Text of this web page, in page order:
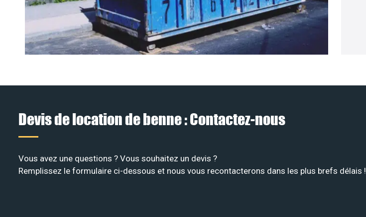
Devis de location de benne : Contactez-nous
Vous avez une questions ? Vous souhaitez un devis ?
Remplissez le formulaire ci-dessous et nous vous recontacterons dans les plus brefs délais !